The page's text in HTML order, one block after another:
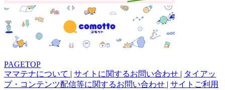
PAGETOP
ママテナについて | サイトに関するお問い合わせ | タイアッ
プ・コンテンツ配信等に関するお問い合わせ | サイトご利用